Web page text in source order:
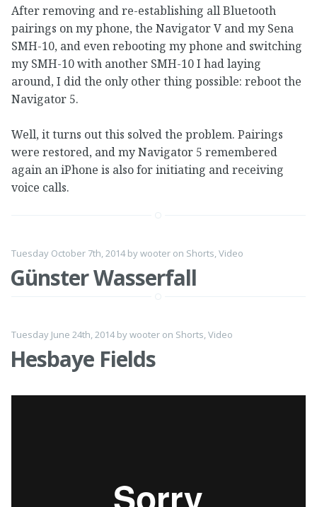
After removing and re-establishing all Bluetooth
pairings on my phone, the Navigator V and my Sena
SMH-10, and even rebooting my phone and switching
my SMH-10 with another SMH-10 I had laying
around, I did the only other thing possible: reboot the
Navigator 5.
Well, it turns out this solved the problem. Pairings
were restored, and my Navigator 5 remembered
again an iPhone is also for initiating and receiving
voice calls.
Tuesday October 7th, 2014bywooter on Shorts,Video
Günster Wasserfall
Tuesday June 24th, 2014bywooter on Shorts,Video
Hesbaye Fields